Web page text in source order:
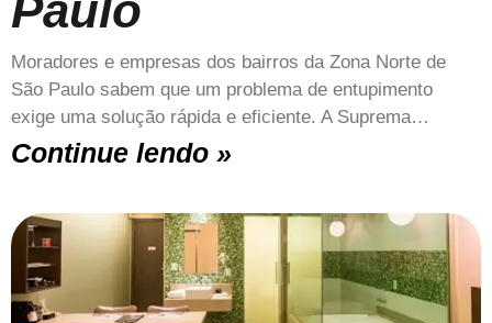
Moradores e empresas dos bairros da Zona Norte de
São Paulo sabem que um problema de entupimento
exige uma solução rápida e eficiente. A Suprema…
Continue lendo »